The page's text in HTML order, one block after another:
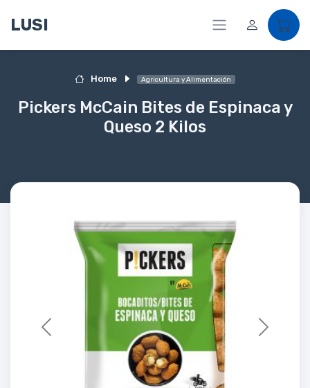
LUSI
Home Agricultura y Alimentación
Pickers McCain Bites de Espinaca y
Queso 2 Kilos
Previous Next